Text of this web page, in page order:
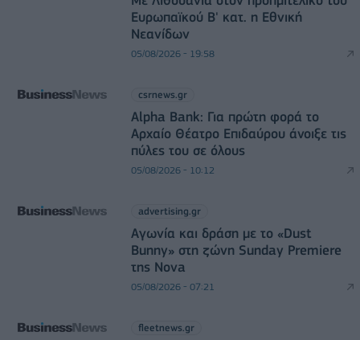
Ευρωπαϊκού Β' κατ. η Εθνική
Νεανίδων
05/08/2026 - 19:58
csrnews.gr
Alpha Bank: Για πρώτη φορά το
Αρχαίο Θέατρο Επιδαύρου άνοιξε τις
πύλες του σε όλους
05/08/2026 - 10:12
advertising.gr
Αγωνία και δράση με το «Dust
Bunny» στη ζώνη Sunday Premiere
της Nova
05/08/2026 - 07:21
fleetnews.gr